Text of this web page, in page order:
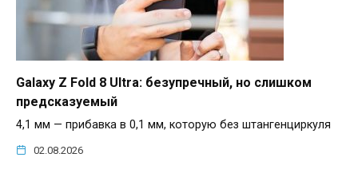
Galaxy Z Fold 8 Ultra: безупречный, но слишком
предсказуемый
4,1 мм — прибавка в 0,1 мм, которую без штангенциркуля
02.08.2026